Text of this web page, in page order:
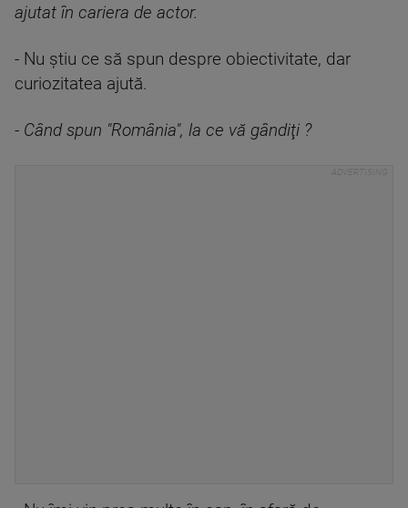
ajutat în cariera de actor.
- Nu ştiu ce să spun despre obiectivitate, dar
curiozitatea ajută.
- Când spun "România", la ce vă gândiţi ?